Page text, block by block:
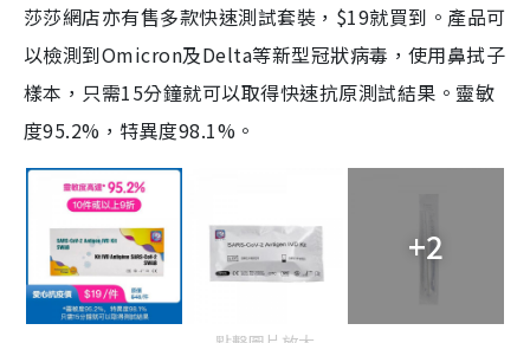
莎莎網店亦有售多款快速測試套裝，$19就買到。產品可
以檢測到Omicron及Delta等新型冠狀病毒，使用鼻拭子
樣本，只需15分鐘就可以取得快速抗原測試結果。靈敏
度95.2%，特異度98.1%。
+2